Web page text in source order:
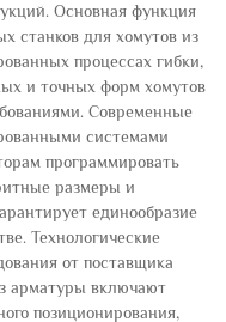
Основная функция
станков для хомутов из
процессах гибки,
и точных форм хомутов
Современные
системами
программировать
размеры и
единообразие
Технологические
от поставщика
арматуры включают
позиционирования,